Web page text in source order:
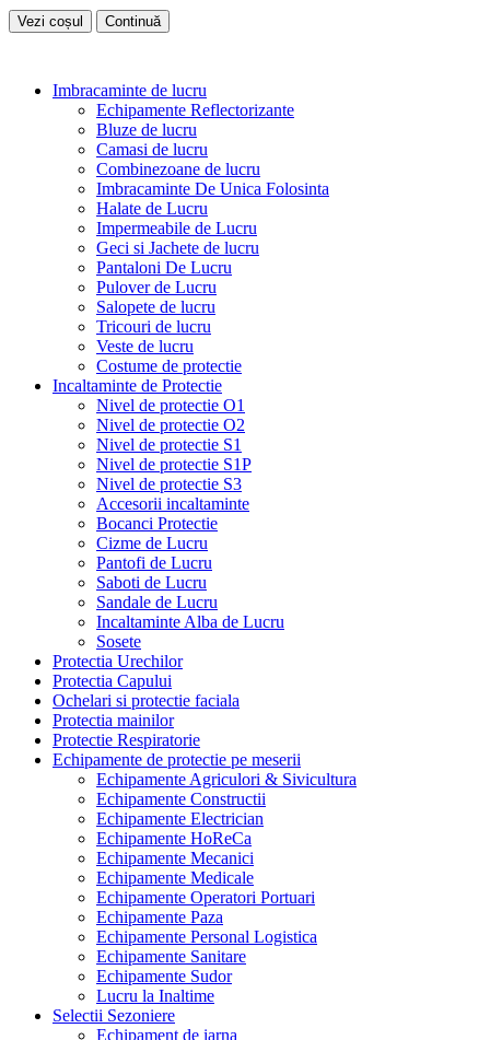
Vezi coșul Continuă
Imbracaminte de lucru
Echipamente Reflectorizante
Bluze de lucru
Camasi de lucru
Combinezoane de lucru
Imbracaminte De Unica Folosinta
Halate de Lucru
Impermeabile de Lucru
Geci si Jachete de lucru
Pantaloni De Lucru
Pulover de Lucru
Salopete de lucru
Tricouri de lucru
Veste de lucru
Costume de protectie
Incaltaminte de Protectie
Nivel de protectie O1
Nivel de protectie O2
Nivel de protectie S1
Nivel de protectie S1P
Nivel de protectie S3
Accesorii incaltaminte
Bocanci Protectie
Cizme de Lucru
Pantofi de Lucru
Saboti de Lucru
Sandale de Lucru
Incaltaminte Alba de Lucru
Sosete
Protectia Urechilor
Protectia Capului
Ochelari si protectie faciala
Protectia mainilor
Protectie Respiratorie
Echipamente de protectie pe meserii
Echipamente Agriculori & Sivicultura
Echipamente Constructii
Echipamente Electrician
Echipamente HoReCa
Echipamente Mecanici
Echipamente Medicale
Echipamente Operatori Portuari
Echipamente Paza
Echipamente Personal Logistica
Echipamente Sanitare
Echipamente Sudor
Lucru la Inaltime
Selectii Sezoniere
Echipament de iarna